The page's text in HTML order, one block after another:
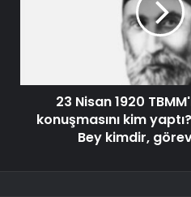
23 Nisan 1920
konuşmasını kim
Bey kimdir,